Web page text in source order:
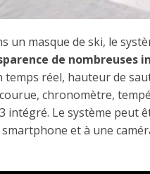
un masque de ski, le
de nombreuses
temps réel, hauteur de
chronomètre,
intégré. Le système peut
et à une